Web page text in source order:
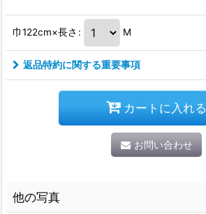
巾122cm×長さ : M
返品特約に関する重要事項
カートに入れる
お問い合わせ
他の写真